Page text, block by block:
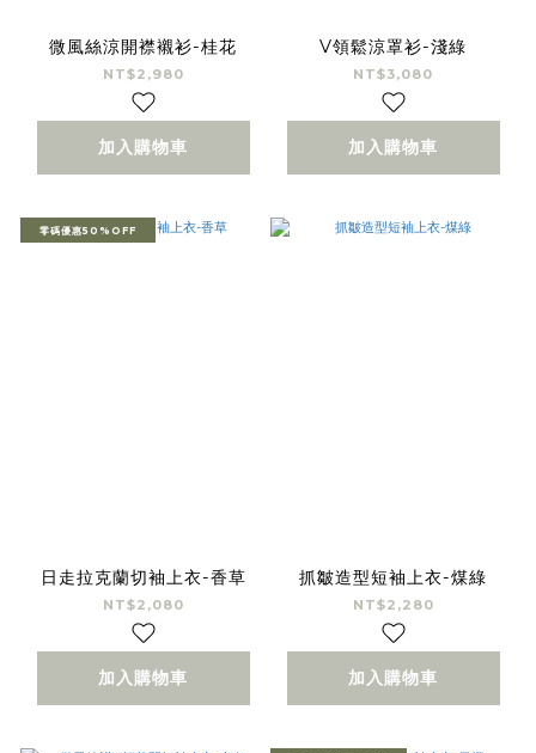
微風絲涼開襟襯衫-桂花
NT$2,980
加入購物車
V領鬆涼罩衫-淺綠
NT$3,080
加入購物車
零碼優惠50%OFF
日走拉克蘭切袖上衣-香草
NT$2,080
加入購物車
抓皺造型短袖上衣-煤綠
NT$2,280
加入購物車